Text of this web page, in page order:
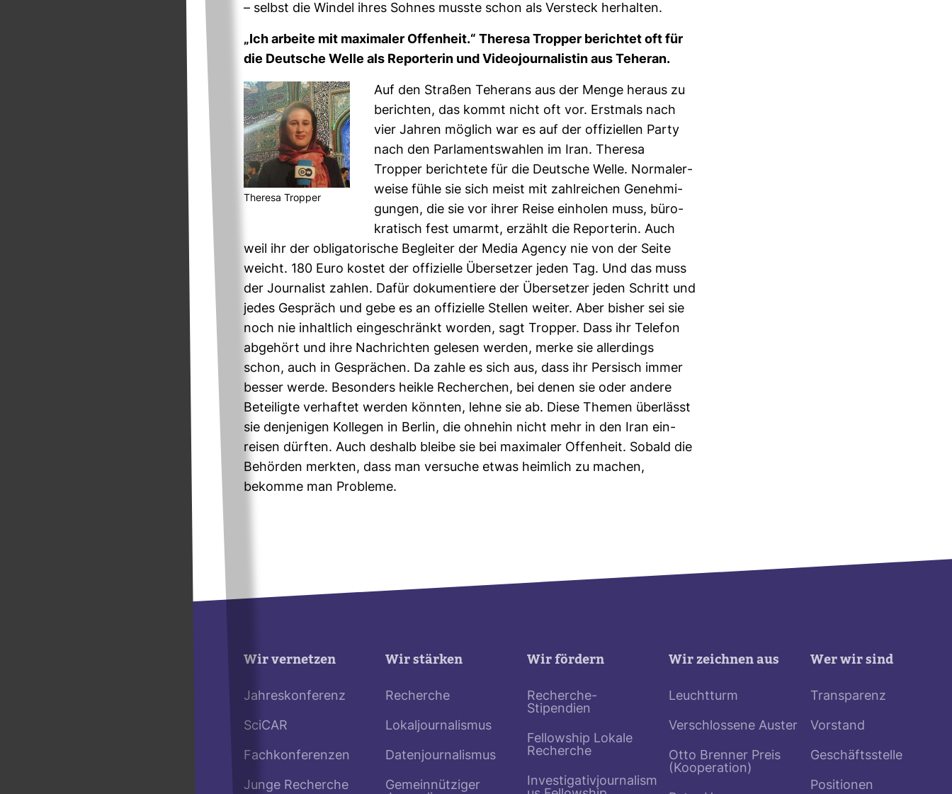
– selbst die Windel ihres Sohnes musste schon als Ver­steck her­halten.
„Ich arbeite mit maxi­maler Offen­heit.“ The­resa Tropper berichtet oft für
die Deut­sche Welle als Repor­terin und Video­jour­na­listin aus Teheran.
The­resa Tropper
Auf den Straßen Tehe­rans aus der Menge heraus zu
berichten, das kommt nicht oft vor. Erst­mals nach
vier Jahren mög­lich war es auf der offi­zi­ellen Party
nach den Par­la­ments­wahlen im Iran. The­resa
Tropper berich­tete für die Deut­sche Welle. Nor­ma­ler­
weise fühle sie sich meist mit zahl­rei­chen Geneh­mi­
gungen, die sie vor ihrer Reise ein­holen muss, büro­
kra­tisch fest umarmt, erzählt die Repor­terin. Auch
weil ihr der obli­ga­to­ri­sche Begleiter der Media Agency nie von der Seite
weicht. 180 Euro kostet der offi­zi­elle Über­setzer jeden Tag. Und das muss
der Jour­na­list zahlen. Dafür doku­men­tiere der Über­setzer jeden Schritt und
jedes Gespräch und gebe es an offi­zi­elle Stellen weiter. Aber bisher sei sie
noch nie inhalt­lich ein­ge­schränkt worden, sagt Tropper. Dass ihr Telefon
abge­hört und ihre Nach­richten gelesen werden, merke sie aller­dings
schon, auch in Gesprä­chen. Da zahle es sich aus, dass ihr Per­sisch immer
besser werde. Beson­ders heikle Recher­chen, bei denen sie oder andere
Betei­ligte ver­haftet werden könnten, lehne sie ab. Diese Themen über­lässt
sie den­je­nigen Kol­legen in Berlin, die ohnehin nicht mehr in den Iran ein­
reisen dürften. Auch des­halb bleibe sie bei maxi­maler Offen­heit. Sobald die
Behörden merkten, dass man ver­suche etwas heim­lich zu machen,
bekomme man Pro­bleme.
Wir vernetzen
Jahreskonferenz
SciCAR
Fachkonferenzen
Junge Recherche
Wir stärken
Recherche
Lokaljournalismus
Datenjournalismus
Gemeinnütziger
Wir fördern
Recherche-
Stipendien
Fellowship Lokale
Recherche
Investigativjournalism
Wir zeichnen aus
Leuchtturm
Verschlossene Auster
Otto Brenner Preis
(Kooperation)
Wer wir sind
Transparenz
Vorstand
Geschäftsstelle
Positionen